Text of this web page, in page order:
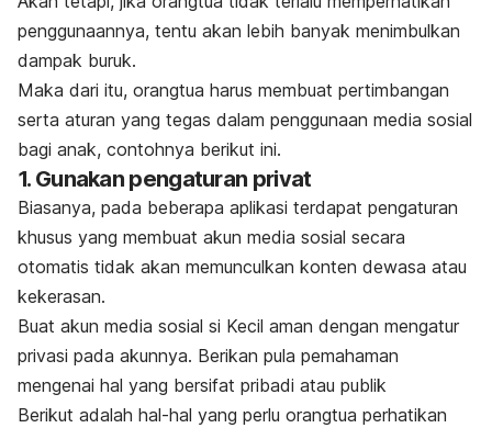
penggunaannya, tentu akan lebih banyak menimbulkan
dampak buruk.
Maka dari itu, orangtua harus membuat pertimbangan
serta aturan yang tegas dalam penggunaan media sosial
bagi anak, contohnya berikut ini.
1. Gunakan pengaturan privat
Biasanya, pada beberapa aplikasi terdapat pengaturan
khusus yang membuat akun media sosial secara
otomatis tidak akan memunculkan konten dewasa atau
kekerasan.
Buat akun media sosial si Kecil aman dengan mengatur
privasi pada akunnya. Berikan pula pemahaman
mengenai hal yang bersifat pribadi atau publik
Berikut adalah hal-hal yang perlu orangtua perhatikan